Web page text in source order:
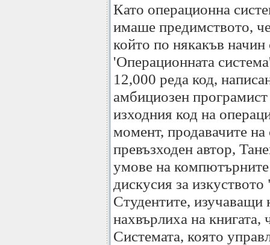
Като операционна
имаше предимството,
който по някакъв
'Операционната
12,000 реда код,
амбициозен
изходния код на
момент, продавачите
превъзходен автор,
умове на
дискусия за
Студентите, изучаващи
нахвърлиха на книгата,
Системата, която